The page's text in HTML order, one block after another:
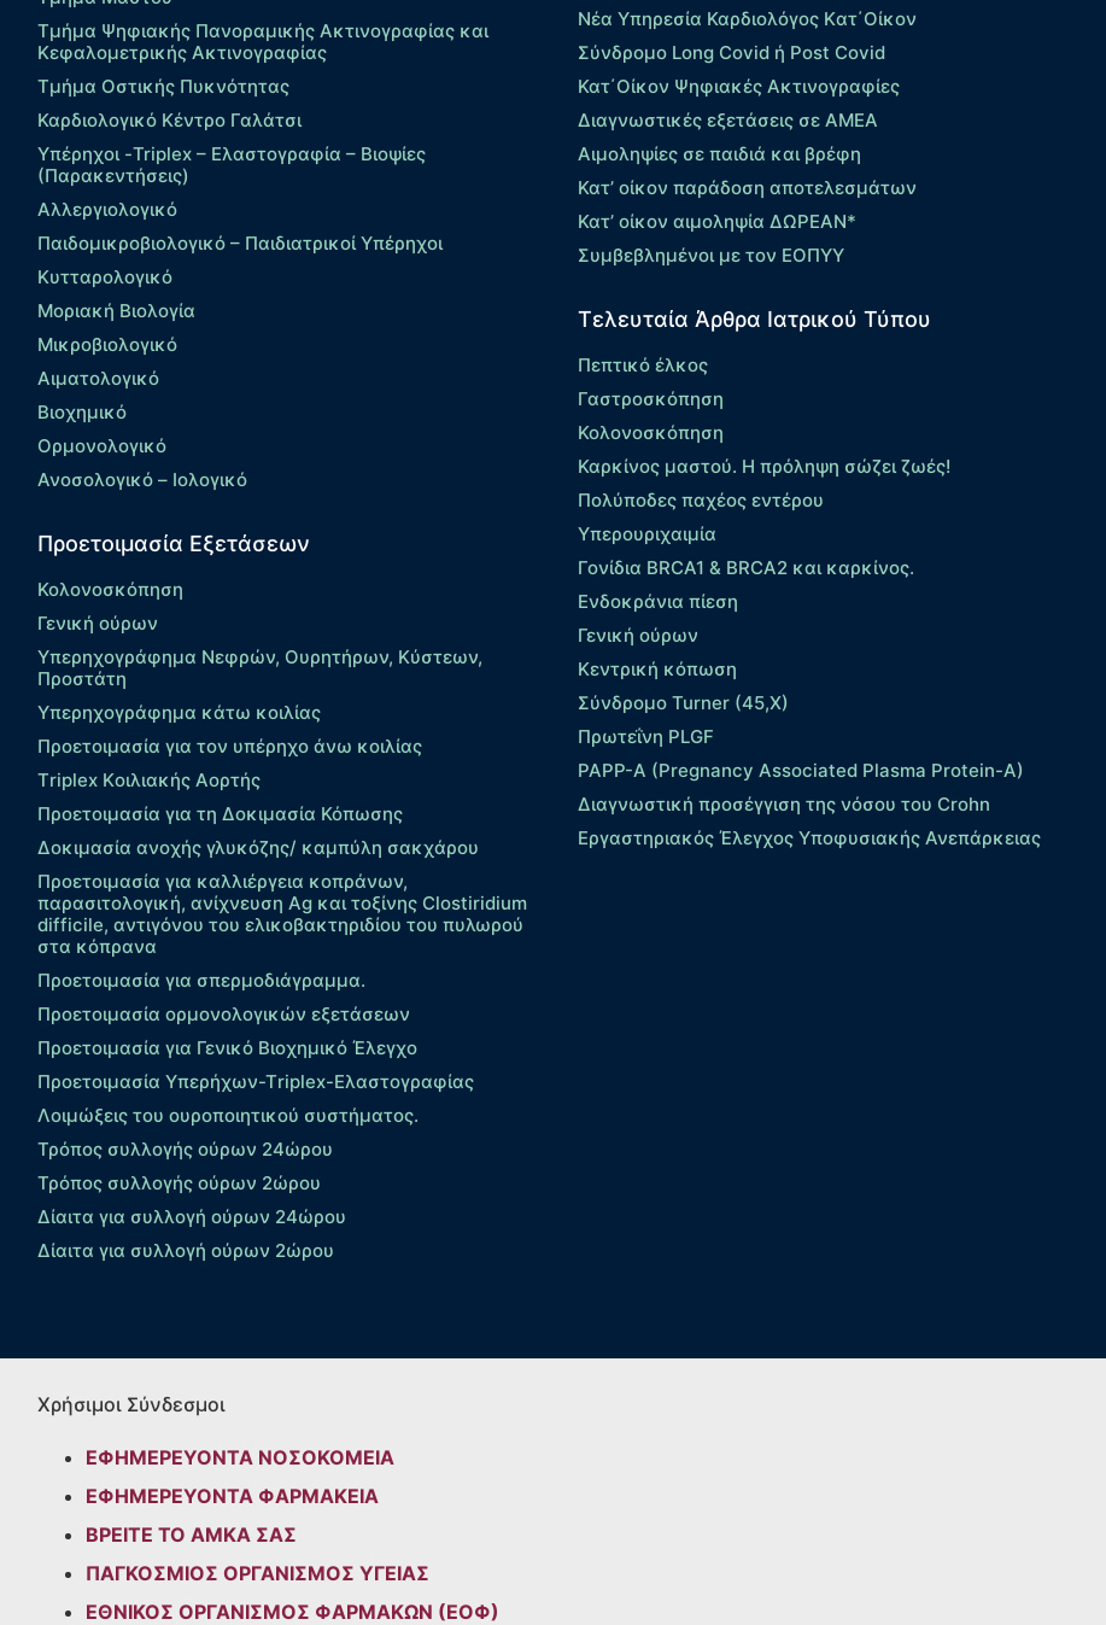
Τμήμα Ψηφιακής Πανοραμικής Ακτινογραφίας και
Κεφαλομετρικής Ακτινογραφίας
Τμήμα Οστικής Πυκνότητας
Καρδιολογικό Κέντρο Γαλάτσι
Υπέρηχοι -Triplex – Eλαστογραφία – Βιοψίες
(Παρακεντήσεις)
Αλλεργιολογικό
Παιδομικροβιολογικό – Παιδιατρικοί Υπέρηχοι
Κυτταρολογικό
Μοριακή Βιολογία
Μικροβιολογικό
Αιματολογικό
Βιοχημικό
Ορμονολογικό
Ανοσολογικό – Ιολογικό
Προετοιμασία Εξετάσεων
Κολονοσκόπηση
Γενική ούρων
Υπερηχογράφημα Νεφρών, Ουρητήρων, Κύστεων,
Προστάτη
Υπερηχογράφημα κάτω κοιλίας
Προετοιμασία για τον υπέρηχο άνω κοιλίας
Τriplex Kοιλιακής Αορτής
Προετοιμασία για τη Δοκιμασία Κόπωσης
Δοκιμασία ανοχής γλυκόζης/ καμπύλη σακχάρου
Προετοιμασία για καλλιέργεια κοπράνων,
παρασιτολογική, ανίχνευση Ag και τοξίνης Clostiridium
difficile, αντιγόνου του ελικοβακτηριδίου του πυλωρού
στα κόπρανα
Προετοιμασία για σπερμοδιάγραμμα.
Προετοιμασία ορμονολογικών εξετάσεων
Προετοιμασία για Γενικό Βιοχημικό Έλεγχο
Προετοιμασία Υπερήχων-Τriplex-Ελαστογραφίας
Λοιμώξεις του ουροποιητικού συστήματος.
Τρόπος συλλογής ούρων 24ώρου
Τρόπος συλλογής ούρων 2ώρου
Δίαιτα για συλλογή ούρων 24ώρου
Δίαιτα για συλλογή ούρων 2ώρου
Νέα Υπηρεσία Καρδιολόγος Kατ΄Οίκον
Σύνδρομο Long Covid ή Post Covid
Κατ΄Οίκον Ψηφιακές Ακτινογραφίες
Διαγνωστικές εξετάσεις σε ΑΜΕΑ
Αιμοληψίες σε παιδιά και βρέφη
Κατ’ οίκον παράδοση αποτελεσμάτων
Κατ’ οίκον αιμοληψία ΔΩΡΕΑΝ*
Συμβεβλημένοι με τον ΕΟΠΥΥ
Τελευταία Άρθρα Ιατρικού Τύπου
Πεπτικό έλκος
Γαστροσκόπηση
Κολονοσκόπηση
Καρκίνος μαστού. Η πρόληψη σώζει ζωές!
Πολύποδες παχέος εντέρου
Yπερουριχαιμία
Γονίδια BRCA1 & BRCA2 και καρκίνος.
Ενδοκράνια πίεση
Γενική ούρων
Κεντρική κόπωση
Σύνδρομο Turner (45,X)
Πρωτεΐνη PLGF
PAPP-A (Pregnancy Associated Plasma Protein-A)
Διαγνωστική προσέγγιση της νόσου του Crohn
Εργαστηριακός Έλεγχος Υποφυσιακής Ανεπάρκειας
Χρήσιμοι Σύνδεσμοι
ΕΦΗΜΕΡΕΥΟΝΤΑ ΝΟΣΟΚΟΜΕΙΑ
ΕΦΗΜΕΡΕΥΟΝΤΑ ΦΑΡΜΑΚΕΙΑ
ΒΡΕΙΤΕ ΤΟ ΑΜΚΑ ΣΑΣ
ΠΑΓΚΟΣΜΙΟΣ ΟΡΓΑΝΙΣΜΟΣ ΥΓΕΙΑΣ
ΕΘΝΙΚΟΣ ΟΡΓΑΝΙΣΜΟΣ ΦΑΡΜΑΚΩΝ (ΕΟΦ)